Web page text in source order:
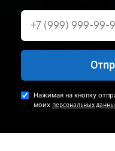
Нажимая на кнопку
моих персональных